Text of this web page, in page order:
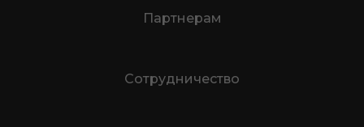
Партнерам
Сотрудничество